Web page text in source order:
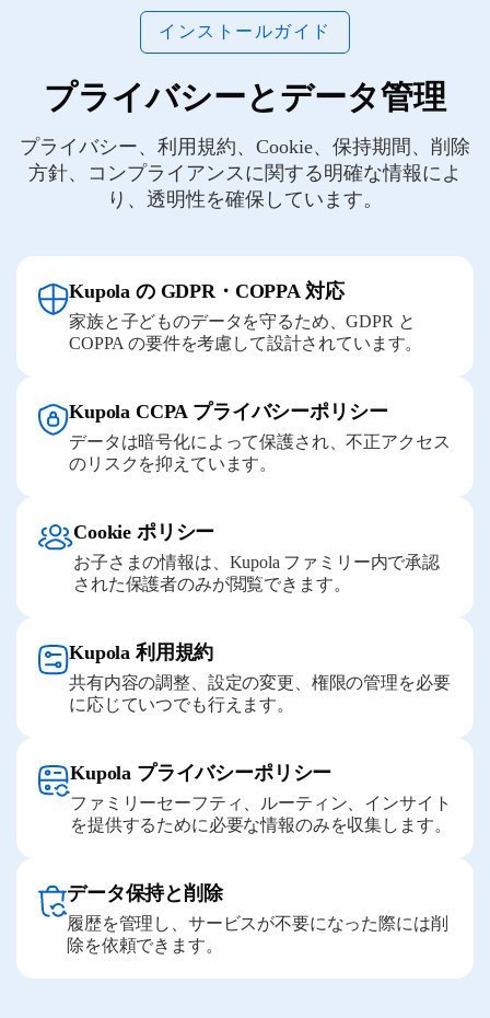
インストールガイド
プライバシーとデータ管理
プライバシー、利用規約、Cookie、保持期間、削除
方針、コンプライアンスに関する明確な情報によ
り、透明性を確保しています。
Kupola の GDPR・COPPA 対応
家族と子どものデータを守るため、GDPR と
COPPA の要件を考慮して設計されています。
Kupola CCPA プライバシーポリシー
データは暗号化によって保護され、不正アクセス
のリスクを抑えています。
Cookie ポリシー
お子さまの情報は、Kupola ファミリー内で承認
された保護者のみが閲覧できます。
Kupola 利用規約
共有内容の調整、設定の変更、権限の管理を必要
に応じていつでも行えます。
Kupola プライバシーポリシー
ファミリーセーフティ、ルーティン、インサイト
を提供するために必要な情報のみを収集します。
データ保持と削除
履歴を管理し、サービスが不要になった際には削
除を依頼できます。